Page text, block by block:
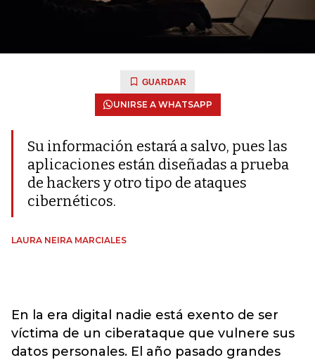
GUARDAR
UNIRSE A WHATSAPP
Su información estará a salvo, pues las
aplicaciones están diseñadas a prueba
de hackers y otro tipo de ataques
cibernéticos.
LAURA NEIRA MARCIALES
En la era digital nadie está exento de ser
víctima de un ciberataque que vulnere sus
datos personales. El año pasado grandes